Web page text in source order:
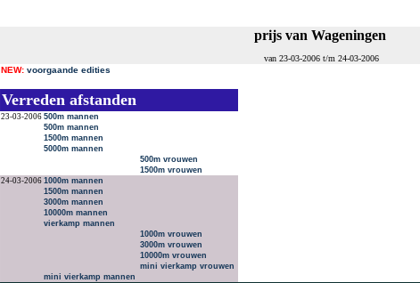
prijs van Wageningen
van 23-03-2006 t/m 24-03-2006
NEW: voorgaande edities
Verreden afstanden
23-03-2006 500m mannen
500m mannen
1500m mannen
5000m mannen
500m vrouwen
1500m vrouwen
24-03-2006 1000m mannen
1500m mannen
3000m mannen
10000m mannen
vierkamp mannen
1000m vrouwen
3000m vrouwen
10000m vrouwen
mini vierkamp vrouwen
mini vierkamp mannen